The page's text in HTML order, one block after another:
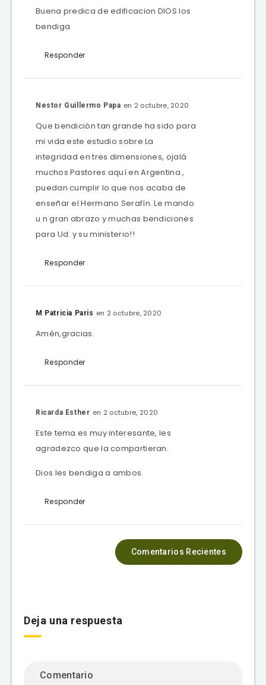
Buena predica de edificacion DIOS los
bendiga
Responder
Nestor Guillermo Papa en 2 octubre, 2020
Que bendiciòn tan grande ha sido para
mi vida este estudio sobre La
integridad en tres dimensiones, ojalá
muchos Pastores aquí en Argentina ,
puedan cumplir lo que nos acaba de
enseñar el Hermano Serafín. Le mando
u n gran abrazo y muchas bendiciones
para Ud. y su ministerio!!
Responder
M Patricia Paris en 2 octubre, 2020
Amén,gracias.
Responder
Ricarda Esther en 2 octubre, 2020
Este tema es muy interesante, les
agradezco que la compartieran.
Dios les bendiga a ambos.
Responder
Comentarios Recientes
Deja una respuesta